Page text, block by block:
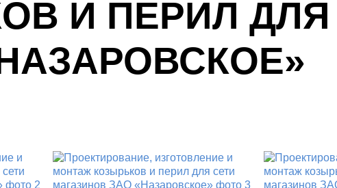
И ПЕРИЛ ДЛЯ